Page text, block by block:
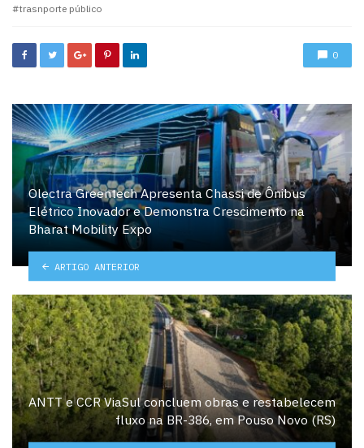
trasnporte público
0
Olectra Greentech Apresenta Chassi de Ônibus
Elétrico Inovador e Demonstra Crescimento na
Bharat Mobility Expo
ARTIGO ANTERIOR
ANTT e CCR ViaSul concluem obras e restabelecem
fluxo na BR-386, em Pouso Novo (RS)